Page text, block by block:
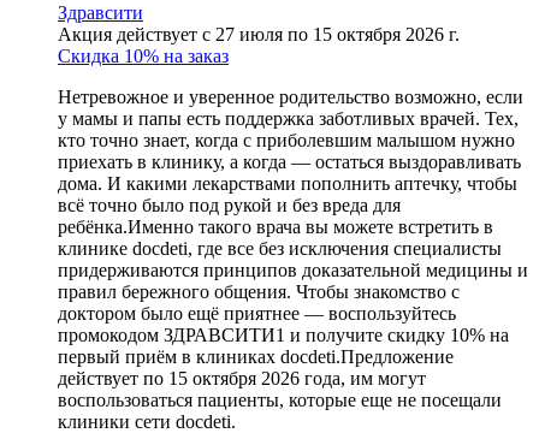
Здравсити
Акция действует с 27 июля по 15 октября 2026 г.
Скидка 10% на заказ
Нетревожное и уверенное родительство возможно, если
у мамы и папы есть поддержка заботливых врачей. Тех,
кто точно знает, когда с приболевшим малышом нужно
приехать в клинику, а когда — остаться выздоравливать
дома. И какими лекарствами пополнить аптечку, чтобы
всё точно было под рукой и без вреда для
ребёнка.Именно такого врача вы можете встретить в
клинике docdeti, где все без исключения специалисты
придерживаются принципов доказательной медицины и
правил бережного общения. Чтобы знакомство с
доктором было ещё приятнее — воспользуйтесь
промокодом ЗДРАВСИТИ1 и получите скидку 10% на
первый приём в клиниках docdeti.Предложение
действует по 15 октября 2026 года, им могут
воспользоваться пациенты, которые еще не посещали
клиники сети docdeti.